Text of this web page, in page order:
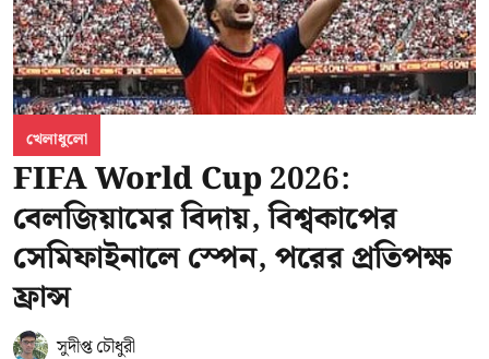
খেলাধুলো
FIFA World Cup 2026:
বেলজিয়ামের বিদায়, বিশ্বকাপের
সেমিফাইনালে স্পেন, পরের প্রতিপক্ষ
ফ্রান্স
সুদীপ্ত চৌধুরী